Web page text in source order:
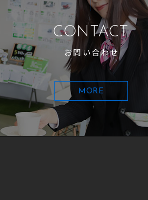
CONTACT
お問い合わせ
MORE